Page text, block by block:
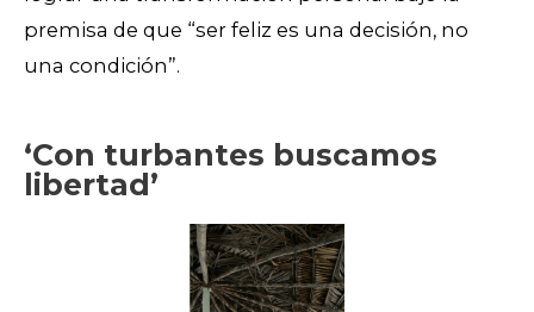
premisa de que “ser feliz es una decisión, no
una condición”.
‘Con turbantes buscamos
libertad’